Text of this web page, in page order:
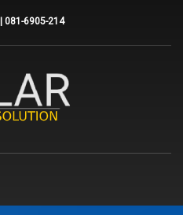
081-6905-214